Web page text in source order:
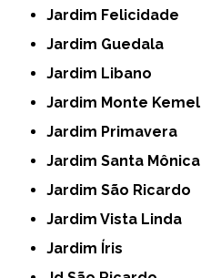
Jardim Felicidade
Jardim Guedala
Jardim Libano
Jardim Monte Kemel
Jardim Primavera
Jardim Santa Mônica
Jardim São Ricardo
Jardim Vista Linda
Jardim Íris